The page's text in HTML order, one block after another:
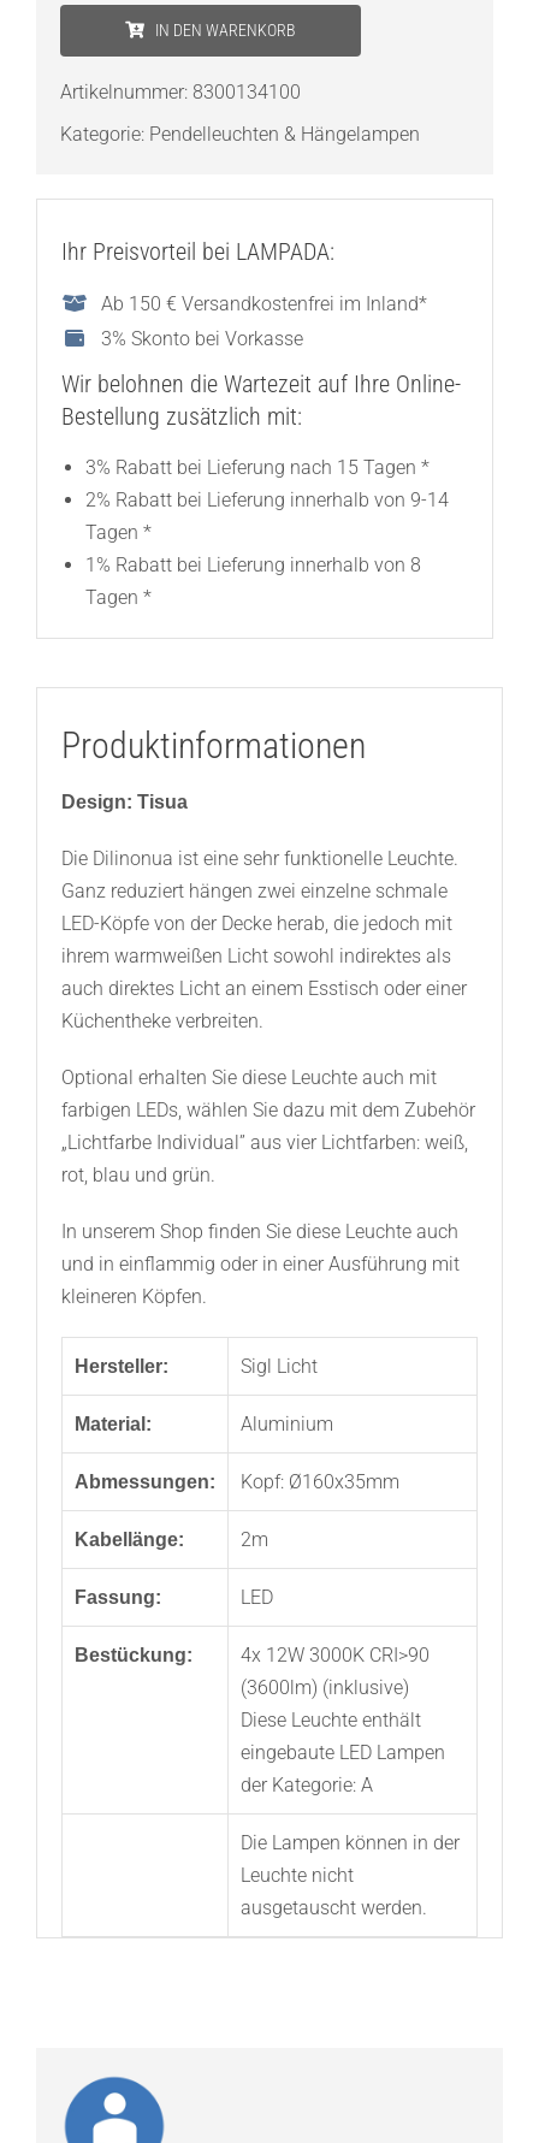
IN DEN WARENKORB
Artikelnummer: 8300134100
Kategorie: Pendelleuchten & Hängelampen
Ihr Preisvorteil bei LAMPADA:
Ab 150 € Versandkostenfrei im Inland*
3% Skonto bei Vorkasse
Wir belohnen die Wartezeit auf Ihre Online-
Bestellung zusätzlich mit:
3% Rabatt bei Lieferung nach 15 Tagen *
2% Rabatt bei Lieferung innerhalb von 9-14
Tagen *
1% Rabatt bei Lieferung innerhalb von 8
Tagen *
Produktinformationen
Design: Tisua
Die Dilinonua ist eine sehr funktionelle Leuchte.
Ganz reduziert hängen zwei einzelne schmale
LED-Köpfe von der Decke herab, die jedoch mit
ihrem warmweißen Licht sowohl indirektes als
auch direktes Licht an einem Esstisch oder einer
Küchentheke verbreiten.
Optional erhalten Sie diese Leuchte auch mit
farbigen LEDs, wählen Sie dazu mit dem Zubehör
„Lichtfarbe Individual” aus vier Lichtfarben: weiß,
rot, blau und grün.
In unserem Shop finden Sie diese Leuchte auch
und in einflammig oder in einer Ausführung mit
kleineren Köpfen.
Hersteller: Sigl Licht
Material: Aluminium
Abmessungen: Kopf: Ø160x35mm
Kabellänge: 2m
Fassung: LED
Bestückung:
4x 12W 3000K CRI>90
(3600lm) (inklusive)
Diese Leuchte enthält
eingebaute LED Lampen
der Kategorie: A
Die Lampen können in der
Leuchte nicht
ausgetauscht werden.